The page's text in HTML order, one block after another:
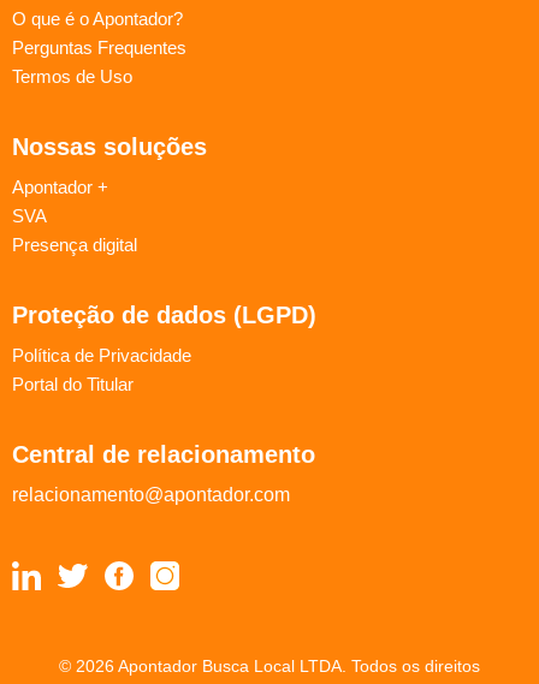
O que é o Apontador?
Perguntas Frequentes
Termos de Uso
Nossas soluções
Apontador +
SVA
Presença digital
Proteção de dados (LGPD)
Política de Privacidade
Portal do Titular
Central de relacionamento
relacionamento@apontador.com
© 2026 Apontador Busca Local LTDA. Todos os direitos